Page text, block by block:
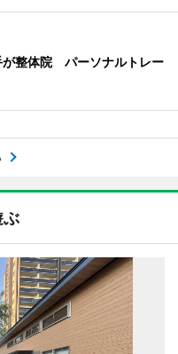
が整体院 パーソナルトレー
ぶ